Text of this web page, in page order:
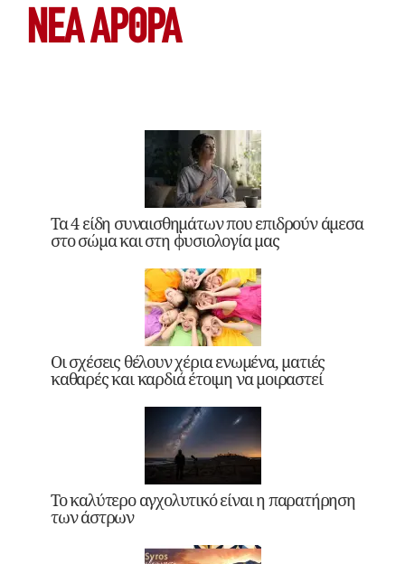
ΝΕΑ ΆΡΘΡΑ
Τα 4 είδη συναισθημάτων που επιδρούν άμεσα
στο σώμα και στη φυσιολογία μας
Οι σχέσεις θέλουν χέρια ενωμένα, ματιές
καθαρές και καρδιά έτοιμη να μοιραστεί
Το καλύτερο αγχολυτικό είναι η παρατήρηση
των άστρων